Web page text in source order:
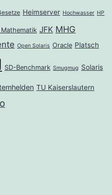
Heimserver Hochwasser HP
JFK MHG
Open Solaris Oracle Platsch
SD-Benchmark Smugmug Solaris
TU Kaiserslautern